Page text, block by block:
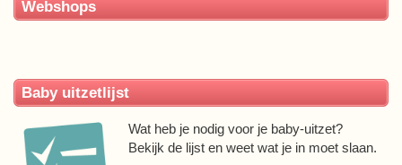
Webshops
Baby uitzetlijst
Wat heb je nodig voor je baby-uitzet?
Bekijk de lijst en weet wat je in moet slaan.